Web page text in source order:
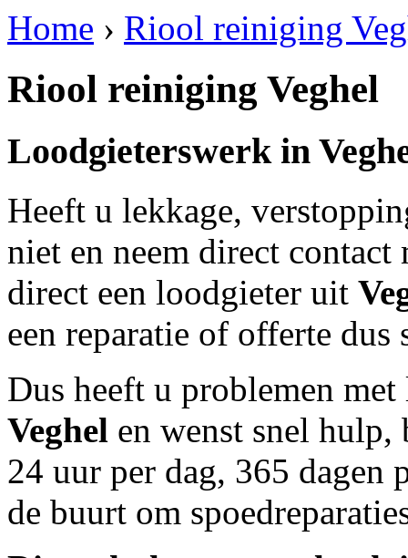
Home › Riool reiniging
Riool reiniging Veghel
Loodgieterswerk in
Heeft u lekkage,
niet en neem direct
direct een loodgieter uit
een reparatie of offerte
Dus heeft u problemen
Veghel en wenst snel hulp,
24 uur per dag, 365 dagen
de buurt om